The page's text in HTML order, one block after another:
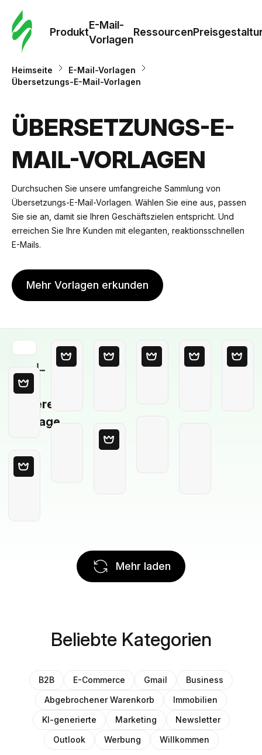
Produkt
E-Mail-
Vorlagen
Ressourcen
Heimseite
E-Mail-Vorlagen
Übersetzungs-E-Mail-Vorlagen
ÜBERSETZUNGS-E-
MAIL-VORLAGEN
Durchsuchen Sie unsere umfangreiche Sammlung von
Übersetzungs-E-Mail-Vorlagen. Wählen Sie eine aus, passen
Sie sie an, damit sie Ihren Geschäftszielen entspricht. Und
erreichen Sie Ihre Kunden mit eleganten, reaktionsschnellen
E-Mails.
Mehr Vorlagen erkunden
Leere
Vorlage
Mehr laden
Beliebte Kategorien
B2B E-Commerce Gmail
Business
Abgebrochener Warenkorb
Immobilien
KI-generierte
Marketing
Newsletter
Outlook
Werbung Willkommen